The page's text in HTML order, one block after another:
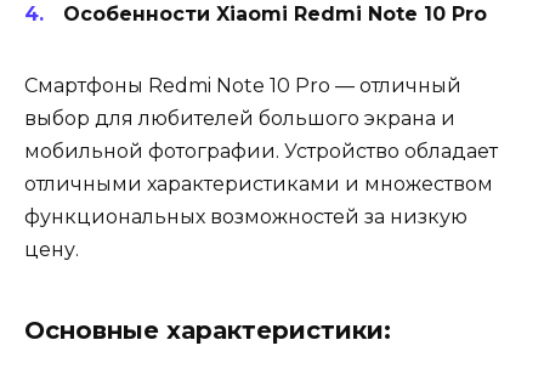
Особенности Xiaomi Redmi Note 10 Pro
Смартфоны Redmi Note 10 Pro — отличный
выбор для любителей большого экрана и
мобильной фотографии. Устройство обладает
отличными характеристиками и множеством
функциональных возможностей за низкую
цену.
Основные характеристики: